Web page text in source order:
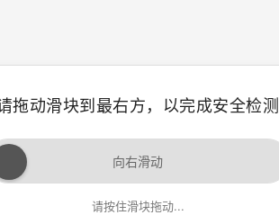
拖动滑块到最右方，以完成安全检测
向右滑动
请按住滑块拖动...